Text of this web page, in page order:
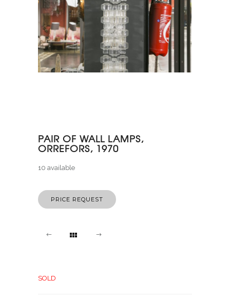
PAIR OF WALL LAMPS,
ORREFORS, 1970
10 available
PRICE REQUEST
SOLD